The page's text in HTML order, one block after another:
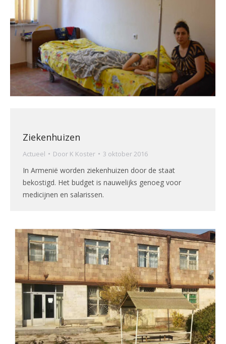
Ziekenhuizen
Actueel Door K Koster 3 oktober 2016
In Armenië worden ziekenhuizen door de staat
bekostigd. Het budget is nauwelijks genoeg voor
medicijnen en salarissen.